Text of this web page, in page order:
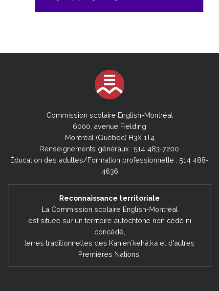
Commission scolaire English-Montréal
6000, avenue Fielding
Montréal (Québec) H3X 1T4
Renseignements généraux : 514 483-7200
Éducation des adultes/Formation professionnelle : 514 488-
4636
Reconnaissance territoriale
La Commission scolaire English-Montréal
est située sur un territoire autochtone non cédé ni
concédé,
terres traditionnelles des Kanienʼkehá:ka et d'autres
Premières Nations.